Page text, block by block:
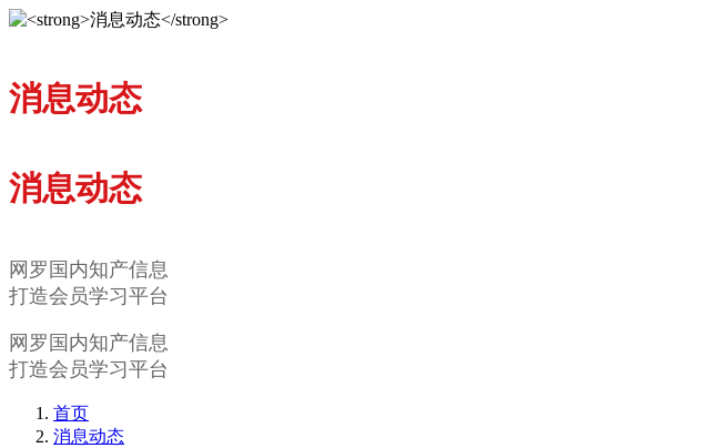
消息动态
消息动态
网罗国内知产信息
打造会员学习平台
网罗国内知产信息
打造会员学习平台
首页
消息动态